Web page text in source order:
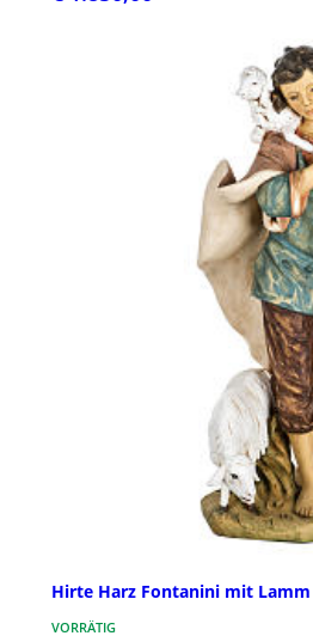
Hirte Harz Fontanini mit Lamm
VORRÄTIG